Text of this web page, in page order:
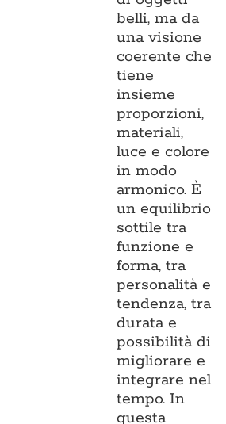
belli, ma da
una visione
coerente che
tiene
insieme
proporzioni,
materiali,
luce e colore
in modo
armonico. È
un equilibrio
sottile tra
funzione e
forma, tra
personalità e
tendenza, tra
durata e
possibilità di
migliorare e
integrare nel
tempo. In
questa